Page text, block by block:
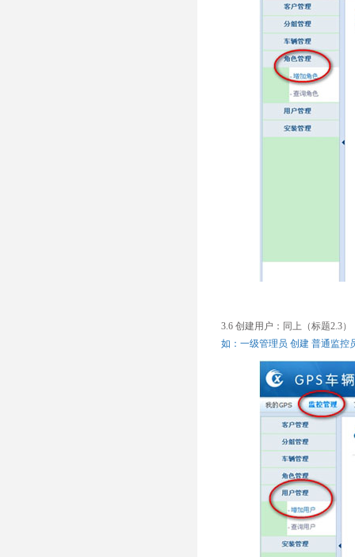
3.6 创建用户：同上（标题2.3
如：一级管理员 创建 普通监控